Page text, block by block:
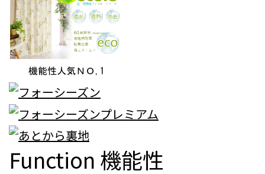
Function 機能性